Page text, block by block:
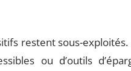
restent sous-
ou d’outils